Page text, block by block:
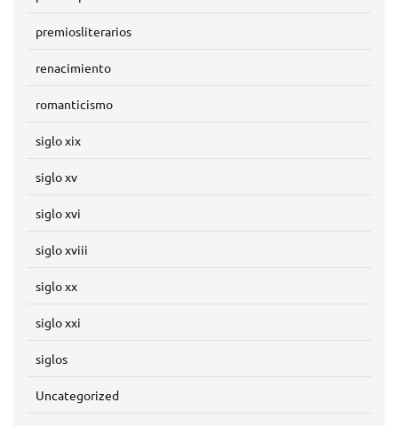
premiosliterarios
renacimiento
romanticismo
siglo xix
siglo xv
siglo xvi
siglo xviii
siglo xx
siglo xxi
siglos
Uncategorized